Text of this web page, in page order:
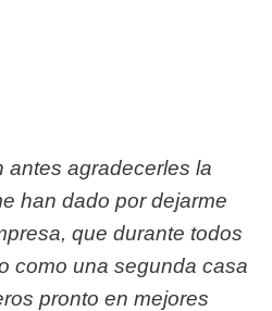
antes agradecerles la
han dado por dejarme
que durante todos
como una segunda casa
pronto en mejores